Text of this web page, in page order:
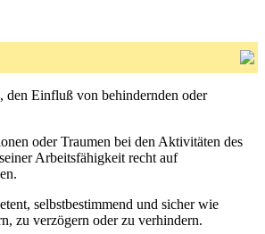
den Einfluß von behindernden oder
oder Traumen bei den Aktivitäten des
Arbeitsfähigkeit recht auf
selbstbestimmend und sicher wie
zu verzögern oder zu verhindern.